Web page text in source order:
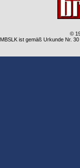
©
MBSLK ist gemäß Urkunde Nr.